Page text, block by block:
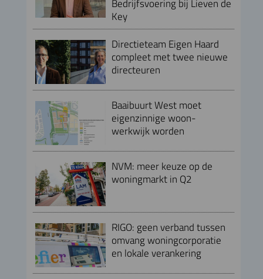
Bedrijfsvoering bij Lieven de
Key
Directieteam Eigen Haard
compleet met twee nieuwe
directeuren
Baaibuurt West moet
eigenzinnige woon-
werkwijk worden
NVM: meer keuze op de
woningmarkt in Q2
RIGO: geen verband tussen
omvang woningcorporatie
en lokale verankering